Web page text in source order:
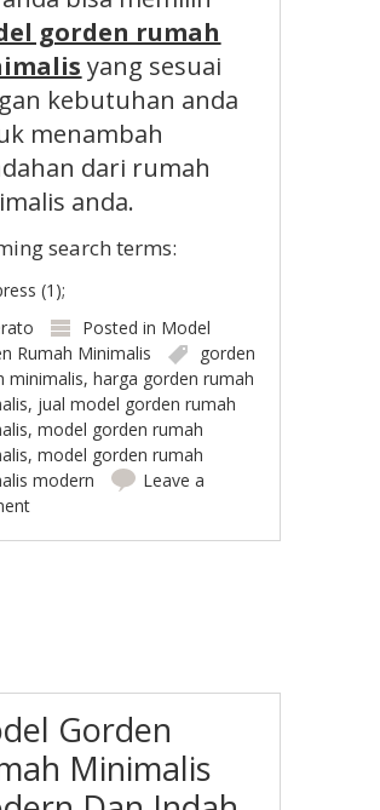
gorden rumah
yang sesuai
kebutuhan anda
menambah
dari rumah
anda.
search terms:
(1);
Posted in Model
Rumah Minimalis
gorden
minimalis,harga gorden rumah
, jual model gorden rumah
,model gorden rumah
,model gorden rumah
modern
Leave a
Gorden
Minimalis